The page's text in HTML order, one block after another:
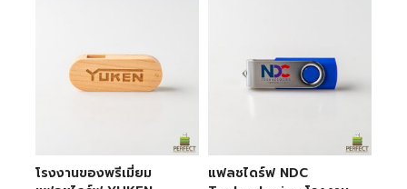
โรงงานของพรีเมี่ยม
แฟลชไดร์ฟ NDC